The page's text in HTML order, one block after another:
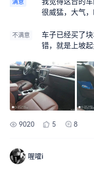
满意
很威猛，大气
哈哈。如果边
车。足够的大气
不满意
车子已经买了
错，就是上坡
了下其他品牌
柴油车的问题
9020 5 8
喔嚯i